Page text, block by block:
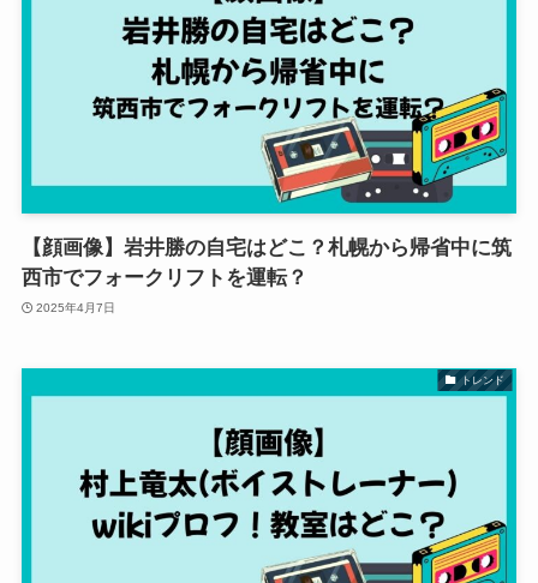
【顔画像】岩井勝の自宅はどこ？札幌から帰省中に筑
西市でフォークリフトを運転？
2025年4月7日
トレンド